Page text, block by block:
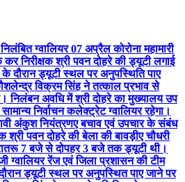
ग्वालियर 07 अप्रैल कोरोना महामारी
निरीक्षक श्री पवन दोहरे की ड्यूटी लगाई
दौरान ड्यूटी स्थल पर अनुपस्थिति पाए
विक्रम सिंह ने तत्काल प्रभाव से
निलंबन अवधि में श्री दोहरे का मुख्यालय उप
सामान्य निर्वाचन कलेक्ट्रेट ग्वालियर रहेगा।
अंकुश नियंत्रणए बचाव एवं उपचार के संबंध
श्री पवन दोहरे की बेला की बावड़ीए चौधरी
7 बजे से दोपहर 3 बजे तक ड्यूटी थी।
ग्वालियर रेंज एवं जिला प्रशासन की टीम
दौरान ड्यूटी स्थल पर अनुपस्थित पाए जाने पर